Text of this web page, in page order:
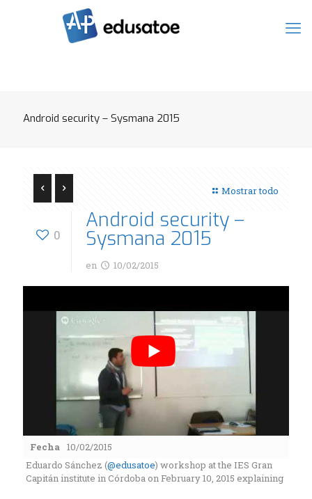
Android security – Sysmana 2015
Mostrar todo
0
Android security –
Sysmana 2015
en 10/02/2015
Fecha 10/02/2015
Eduardo Sánchez (@edusatoe) workshop at the IES Gran
Capitán institute in Córdoba on February 10, 2015 explaining